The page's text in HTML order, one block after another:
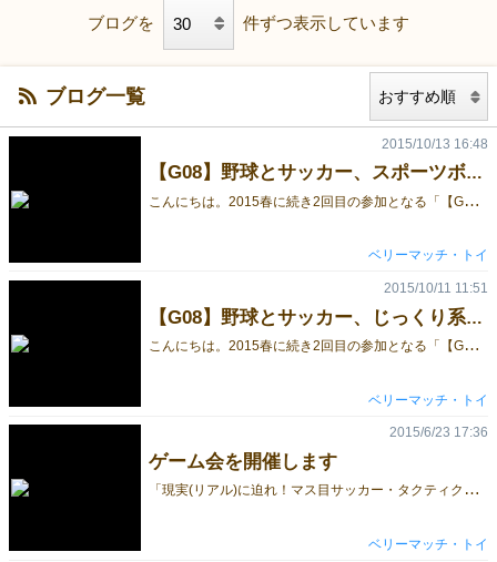
ブログを 件ずつ表示しています
ブログ一覧
【G08】野球とサッカー、スポーツボードゲームをじっくりと遊んでみませんか？
こ
んにちは。2015春に続き2回目の参加となる「【G08】ベリーマッチ・トイ」です。 前回に引き続き販売する｢現実(リアル)に迫れ！マス目サッカー・タクティクス｣では、ルールを、よりリアルに迫るため一部改定しています。また、今回購入いただいた方や すでにご購入いただいている方には初登場の拡張カードを無料進呈しますので、前回のGM、ゲームショップ等でご購入いただいている方はお声掛けください。 《拡張カード》これまで、選手全員同じ個性(能力)でアブストラクトの要素が強かった本ゲームですが、ドリブラーやパサーなど各チーム3人ずつ際立つ能力を持つスペシャリストをチームに加えられるようになりました。 今回、野球とサッカー、じっくり対戦型の戦術的スポーツボードゲームを2本出品します。今回は体験卓がありますので、お気軽に遊んでいただき、気に入っていただけたら嬉しいです。 ウェブサイト、ブログもぜひ見てみてください。
2015/10/13 16:48
ベリーマッチ・トイ
【G08】野球とサッカー、じっくり系ボードゲームを出品
こ
んにちは。2015春に続き2回目の参加となる「【G08】ベリーマッチ・トイ」です。 今回はマス目スポーツボドゲシリーズの第2弾｢現実(リアル)に迫れ！マス目野球・エキサイト｣を新発売します。ウェブサイト、ブログにて詳しいルール説明をしていますので、ぜひ見てみてください。 また、前回に引き続き｢現実(リアル)に迫れ！マス目サッカー・タクティクス｣も販売。ルールを、よりリアルに迫るため一部改定しています。今回購入者や以前からの所有者には初登場の拡張カードを無料進呈しますので、お声掛けください。 じっくり対戦型スポーツボードゲームを2本出品します。今回は体験卓がありますので、お気軽に遊んでいただけたら！ブログも日々更新していますのでチェックしてみてください。
2015/10/11 11:51
ベリーマッチ・トイ
ゲーム会を開催します
「
現実(リアル)に迫れ！マス目サッカー・タクティクス」です。ゲームマーケット2015春では、ありがとうございました。 7月初旬に、初のゲーム会を開催します。詳細はブログにてご案内していますので、是非ご覧ください。 ご購入頂いた方で、プレーヤー同士腕を競いたいという方や、よく知らないけど、将棋とサッカーが好きだからどんなゲームか試してみたいという方がいらっしゃいましたら、お気軽にご参加頂けたらと思います。
2015/6/23 17:36
ベリーマッチ・トイ